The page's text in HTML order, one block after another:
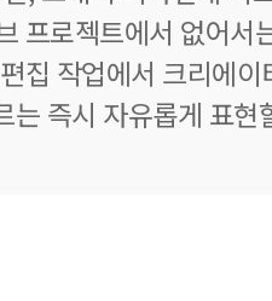
프로젝트에서 없어서
집 작업에서 크리에
는 즉시 자유롭게 표현